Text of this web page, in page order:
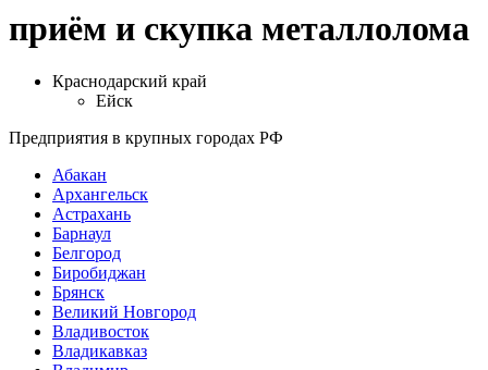
приём и скупка металлолома
Краснодарский край
Ейск
Предприятия в крупных городах РФ
Абакан
Архангельск
Астрахань
Барнаул
Белгород
Биробиджан
Брянск
Великий Новгород
Владивосток
Владикавказ